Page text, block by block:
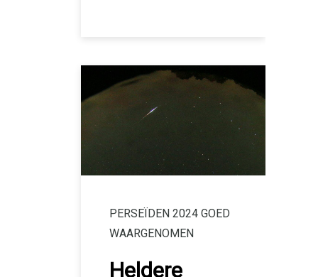
PERSEÏDEN 2024 GOED
WAARGENOMEN
Heldere